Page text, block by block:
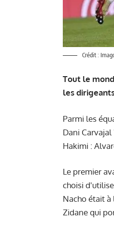
Crédit :
Tout le
les
Parmi les
Dani
Hakimi :
Le premier
choisi
Nacho était
Zidane qui